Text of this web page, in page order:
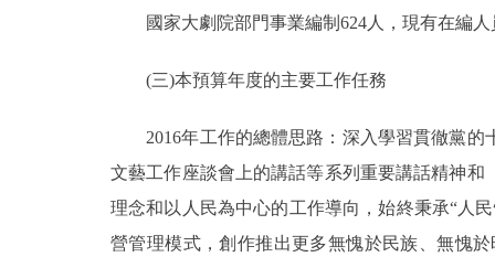
仲介服務
走進北京
國家大劇院部門事業編制624人，現有在編人
(三)本預算年度的主要工作任務
2016年工作的總體思路：深入學習貫徹黨的
文藝工作座談會上的講話等系列重要講話精神
理念和以人民為中心的工作導向，始終秉承“人
營管理模式，創作推出更多無愧於民族、無愧